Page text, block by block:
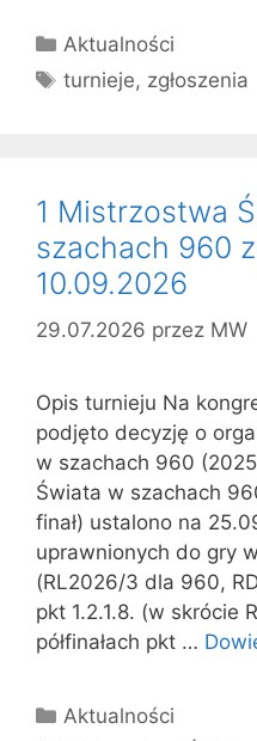
Kategorie
Aktualności
Tagi
turnieje, zgłoszenia
1 Mistrzostwa
szachach 960
10.09.2026
29.07.2026 przez MW
Opis turnieju Na
podjęto decyzję o
w szachach 960
Świata w szachach
finał) ustalono na
uprawnionych do gry
(RL2026/3 dla 960,
pkt 1.2.1.8. (w skrócie
półfinałach pkt …
Kategorie
Aktualności